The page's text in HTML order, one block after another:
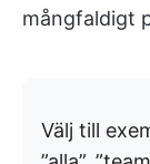
mångfaldigt
Välj till